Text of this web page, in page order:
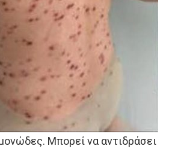
Μπορεί να αντιδράσει